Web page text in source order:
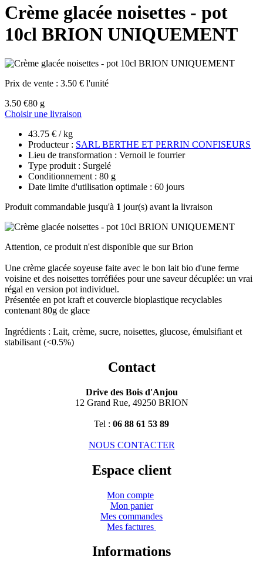
Crème glacée noisettes - pot
10cl BRION UNIQUEMENT
Prix de vente : 3.50 € l'unité
3.50 €80 g
Choisir une livraison
43.75 € / kg
Producteur : SARL BERTHE ET PERRIN CONFISEURS
Lieu de transformation : Vernoil le fourrier
Type produit : Surgelé
Conditionnement : 80 g
Date limite d'utilisation optimale : 60 jours
Produit commandable jusqu'à 1 jour(s) avant la livraison
Attention, ce produit n'est disponible que sur Brion
Une crème glacée soyeuse faite avec le bon lait bio d'une ferme
voisine et des noisettes torréfiées pour une saveur décuplée: un vrai
régal en version pot individuel.
Présentée en pot kraft et couvercle bioplastique recyclables
contenant 80g de glace
Ingrédients : Lait, crème, sucre, noisettes, glucose, émulsifiant et
stabilisant (<0.5%)
Contact
Drive des Bois d'Anjou
12 Grand Rue, 49250 BRION
Tel : 06 88 61 53 89
NOUS CONTACTER
Espace client
Mon compte
Mon panier
Mes commandes
Mes factures
Informations